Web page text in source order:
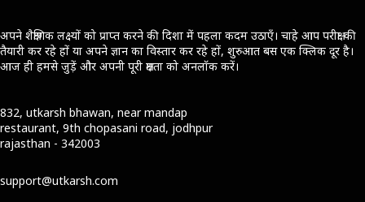
अपने शैक्षणिक लक्ष्यों को प्राप्त करने की दिशा में पहला कदम उठाएँ। चाहे आप परीक्षा की
तैयारी कर रहे हों या अपने ज्ञान का विस्तार कर रहे हों, शुरुआत बस एक क्लिक दूर है।
आज ही हमसे जुड़ें और अपनी पूरी क्षमता को अनलॉक करें।
832, utkarsh bhawan, near mandap
restaurant, 9th chopasani road, jodhpur
rajasthan - 342003
support@utkarsh.com